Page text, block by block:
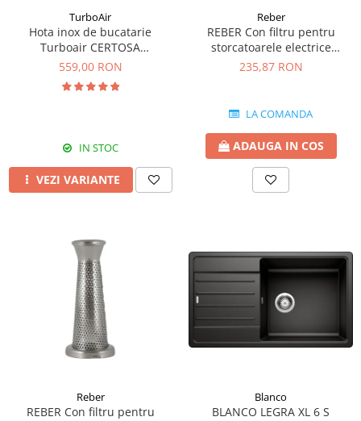
TurboAir
Hota inox de bucatarie
Turboair CERTOSA
AN/A/60/PB culoare neagra
559,00 RON
IN STOC
VEZI VARIANTE
Reber
REBER Con filtru pentru
storcatoarele electrice
9000NPSP, 9000N 9004N (1.1
235,87 RON
LA COMANDA
ADAUGA IN COS
Reber
REBER Con filtru pentru
Blanco
BLANCO LEGRA XL 6 S